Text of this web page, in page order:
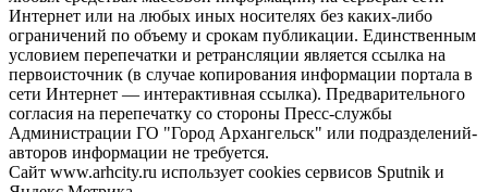
Интернет или на любых иных носителях без каких-либо
ограничений по объему и срокам публикации. Единственным
условием перепечатки и ретрансляции является ссылка на
первоисточник (в случае копирования информации портала в
сети Интернет — интерактивная ссылка). Предварительного
согласия на перепечатку со стороны Пресс-службы
Администрации ГО "Город Архангельск" или подразделений-
авторов информации не требуется.
Сайт www.arhcity.ru использует cookies сервисов Sputnik и